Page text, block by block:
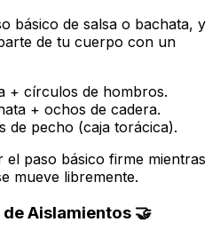
básico de salsa o bachata, y
de tu cuerpo con un
+ círculos de hombros.
+ ochos de cadera.
de pecho (caja torácica).
paso básico firme mientras
mueve libremente.
Aislamientos 🤝